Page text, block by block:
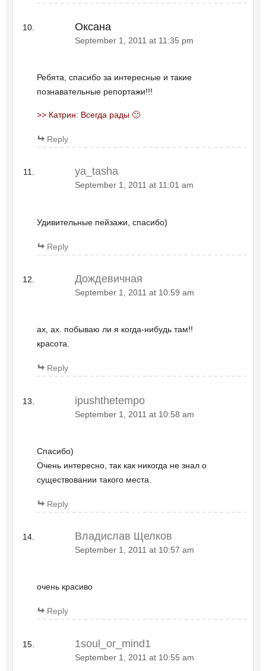
Оксана
September 1, 2011 at 11:35 pm
Ребята, спасибо за интересные и такие
познавательные репортажи!!!
>> Катрин: Всегда рады 🙂
Reply
ya_tasha
September 1, 2011 at 11:01 am
Удивительные пейзажи, спасибо)
Reply
Дождевичная
September 1, 2011 at 10:59 am
ах, ах. побываю ли я когда-нибудь там!!
красота.
Reply
ipushthetempo
September 1, 2011 at 10:58 am
Спасибо)
Очень интересно, так как никогда не знал о
существовании такого места.
Reply
Владислав Щелков
September 1, 2011 at 10:57 am
очень красиво
Reply
1soul_or_mind1
September 1, 2011 at 10:55 am